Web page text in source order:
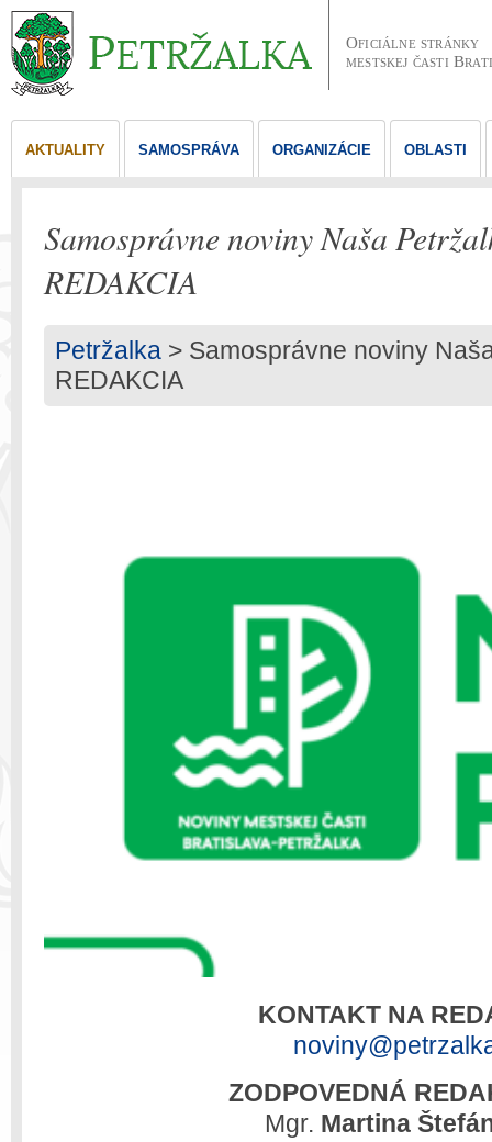
Oficiálne stránky
mestskej časti
AKTUALITY SAMOSPRÁVA ORGANIZÁCIE OBLASTI
Samosprávne noviny Naša
REDAKCIA
Petržalka > Samosprávne noviny
REDAKCIA
KONTAKT NA
ZODPOVEDNÁ
Mgr. Martina